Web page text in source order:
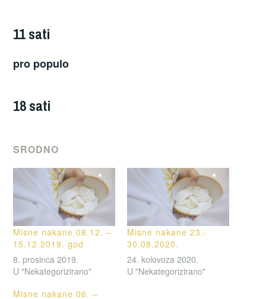
11 sati
pro populo
18 sati
SRODNO
Misne nakane 08.12. –
15.12.2019. god
8. prosinca 2019.
U "Nekategorizirano"
Misne nakane 23.-
30.08.2020.
24. kolovoza 2020.
U "Nekategorizirano"
Misne nakane 06. –